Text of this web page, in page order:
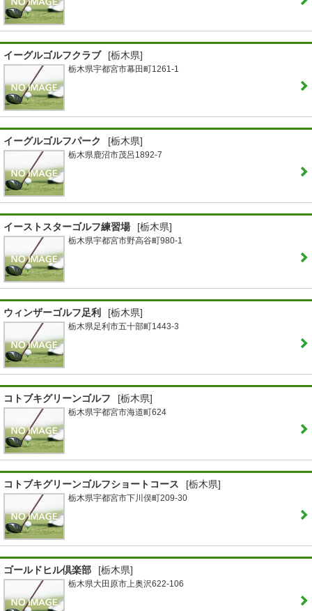
イーグルゴルフクラブ [栃木県]
栃木県宇都宮市幕田町1261-1
イーグルゴルフパーク [栃木県]
栃木県鹿沼市茂呂1892-7
イーストスターゴルフ練習場 [栃木県]
栃木県宇都宮市野高谷町980-1
ウィンザーゴルフ足利 [栃木県]
栃木県足利市五十部町1443-3
コトブキグリーンゴルフ [栃木県]
栃木県宇都宮市海道町624
コトブキグリーンゴルフショートコース [栃木県]
栃木県宇都宮市下川俣町209-30
ゴールドヒル倶楽部 [栃木県]
栃木県大田原市上奥沢622-106